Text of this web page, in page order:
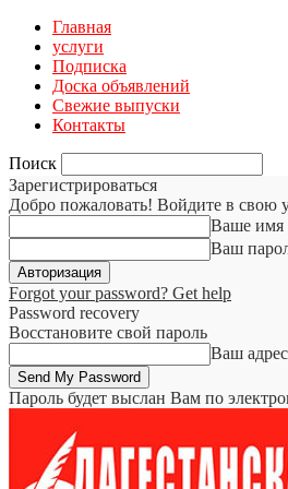
Главная
услуги
Подписка
Доска объявлений
Свежие выпуски
Контакты
Поиск
Зарегистрироваться
Добро пожаловать! Войдите в свою
Ваше имя
Ваш
Forgot your password? Get help
Password recovery
Восстановите свой пароль
Ваш
Пароль будет выслан Вам по